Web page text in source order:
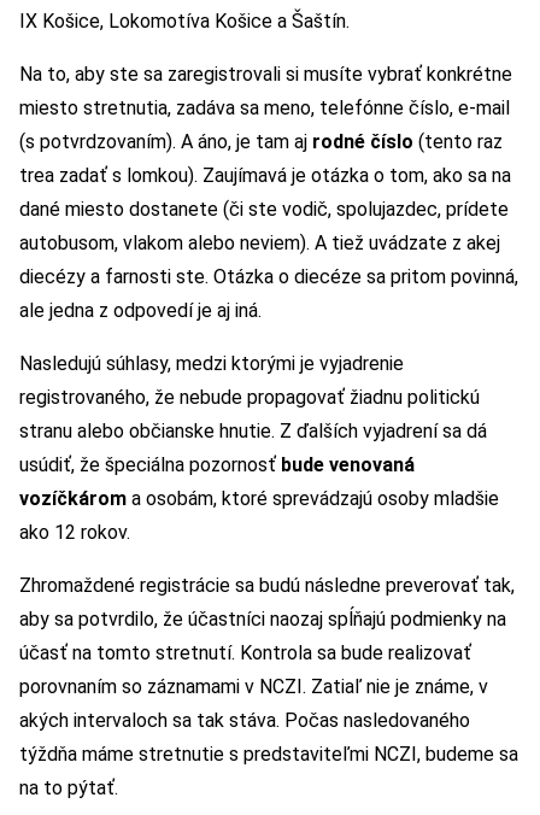
IX Košice, Lokomotíva Košice a Šaštín.
Na to, aby ste sa zaregistrovali si musíte vybrať konkrétne
miesto stretnutia, zadáva sa meno, telefónne číslo, e-mail
(s potvrdzovaním). A áno, je tam aj rodné číslo (tento raz
trea zadať s lomkou). Zaujímavá je otázka o tom, ako sa na
dané miesto dostanete (či ste vodič, spolujazdec, prídete
autobusom, vlakom alebo neviem). A tiež uvádzate z akej
diecézy a farnosti ste. Otázka o diecéze sa pritom povinná,
ale jedna z odpovedí je aj iná.
Nasledujú súhlasy, medzi ktorými je vyjadrenie
registrovaného, že nebude propagovať žiadnu politickú
stranu alebo občianske hnutie. Z ďalších vyjadrení sa dá
usúdiť, že špeciálna pozornosť bude venovaná
vozíčkárom a osobám, ktoré sprevádzajú osoby mladšie
ako 12 rokov.
Zhromaždené registrácie sa budú následne preverovať tak,
aby sa potvrdilo, že účastníci naozaj spĺňajú podmienky na
účasť na tomto stretnutí. Kontrola sa bude realizovať
porovnaním so záznamami v NCZI. Zatiaľ nie je známe, v
akých intervaloch sa tak stáva. Počas nasledovaného
týždňa máme stretnutie s predstaviteľmi NCZI, budeme sa
na to pýtať.